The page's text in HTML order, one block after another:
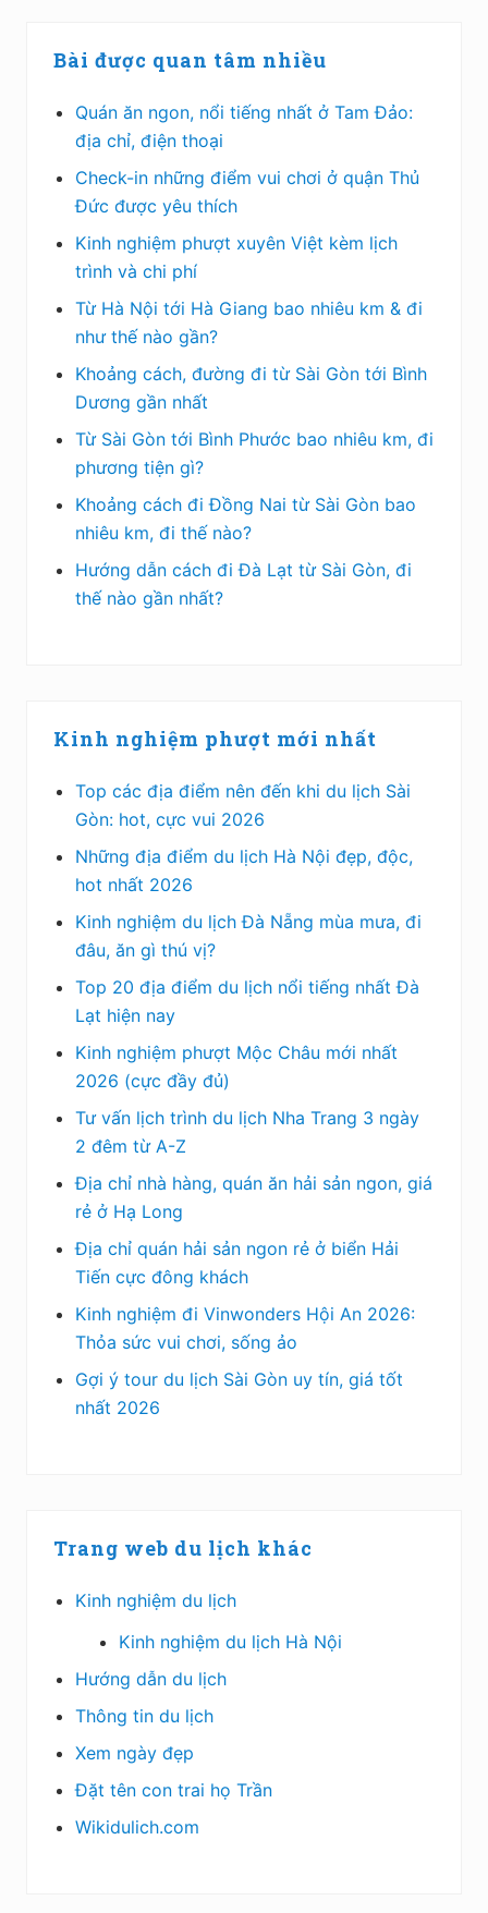
Bài được quan tâm nhiều
Quán ăn ngon, nổi tiếng nhất ở Tam Đảo:
địa chỉ, điện thoại
Check-in những điểm vui chơi ở quận Thủ
Đức được yêu thích
Kinh nghiệm phượt xuyên Việt kèm lịch
trình và chi phí
Từ Hà Nội tới Hà Giang bao nhiêu km & đi
như thế nào gần?
Khoảng cách, đường đi từ Sài Gòn tới Bình
Dương gần nhất
Từ Sài Gòn tới Bình Phước bao nhiêu km, đi
phương tiện gì?
Khoảng cách đi Đồng Nai từ Sài Gòn bao
nhiêu km, đi thế nào?
Hướng dẫn cách đi Đà Lạt từ Sài Gòn, đi
thế nào gần nhất?
Kinh nghiệm phượt mới nhất
Top các địa điểm nên đến khi du lịch Sài
Gòn: hot, cực vui 2026
Những địa điểm du lịch Hà Nội đẹp, độc,
hot nhất 2026
Kinh nghiệm du lịch Đà Nẵng mùa mưa, đi
đâu, ăn gì thú vị?
Top 20 địa điểm du lịch nổi tiếng nhất Đà
Lạt hiện nay
Kinh nghiệm phượt Mộc Châu mới nhất
2026 (cực đầy đủ)
Tư vấn lịch trình du lịch Nha Trang 3 ngày
2 đêm từ A-Z
Địa chỉ nhà hàng, quán ăn hải sản ngon, giá
rẻ ở Hạ Long
Địa chỉ quán hải sản ngon rẻ ở biển Hải
Tiến cực đông khách
Kinh nghiệm đi Vinwonders Hội An 2026:
Thỏa sức vui chơi, sống ảo
Gợi ý tour du lịch Sài Gòn uy tín, giá tốt
nhất 2026
Trang web du lịch khác
Kinh nghiệm du lịch
Kinh nghiệm du lịch Hà Nội
Hướng dẫn du lịch
Thông tin du lịch
Xem ngày đẹp
Đặt tên con trai họ Trần
Wikidulich.com